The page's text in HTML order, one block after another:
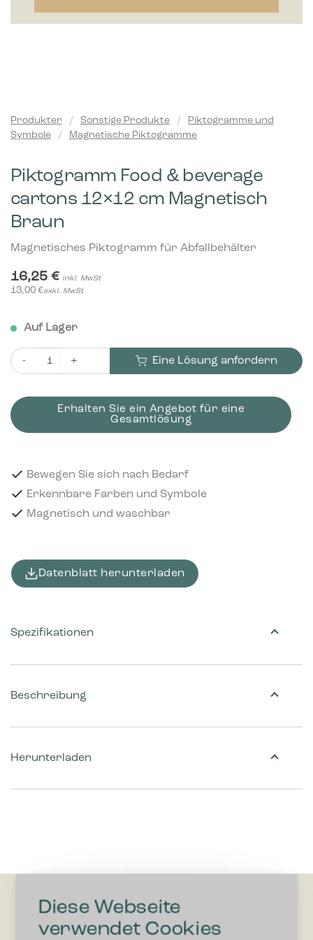
Diese Webseite
verwendet Cookies
Produkter / Sonstige Produkte /
Piktogramme und
Symbole
/ Magnetische Piktogramme
Piktogramm Food & beverage
cartons 12×12 cm Magnetisch
Braun
Magnetisches Piktogramm für Abfallbehälter
16,25 € inkl. MwSt
13,00 €exkl. MwSt
Auf Lager
Piktogramm Food & beverage cartons 12x12 cm Magnetisch
Eine Lösung anfordern
Erhalten Sie ein Angebot für eine
Gesamtlösung
Bewegen Sie sich nach Bedarf
Erkennbare Farben und Symbole
Magnetisch und waschbar
Datenblatt herunterladen
Beschreibung
Herunterladen
Spezifikationen